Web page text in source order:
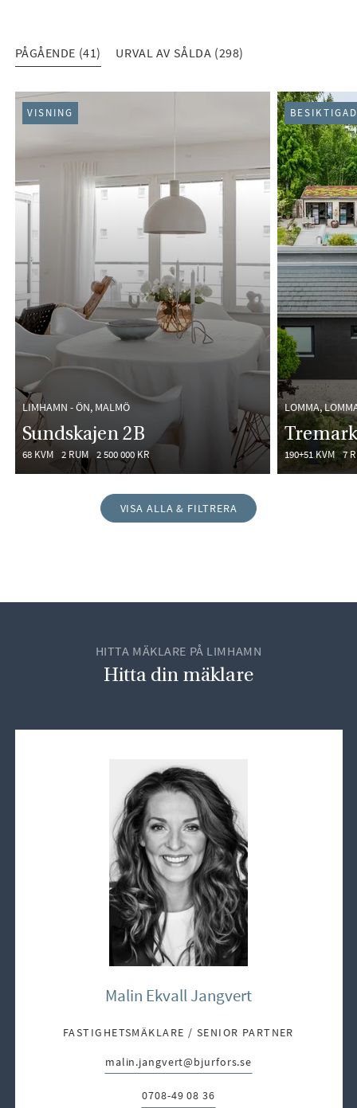
PÅGÅENDE (41) URVAL AV SÅLDA (298)
PÅGÅENDE (41)
LIMHAMN - ÖN, MALMÖ
Sundskajen 2B
68 KVM 2 RUM 2 500 000 KR
VISNING
LOMMA,
190+51 KVM 7
BESIKTIGAD
VISA ALLA & FILTRERA
HITTA MÄKLARE PÅ LIMHAMN
Hitta din mäklare
Malin Ekvall Jangvert
FASTIGHETSMÄKLARE / SENIOR PARTNER
E-post:
malin.jangvert@bjurfors.se
Telefon:
0708-49 08 36